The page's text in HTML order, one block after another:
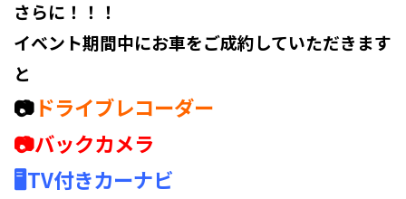
さらに！！！
イベント期間中にお車をご成約していただきます
と
📷ドライブレコーダー
📷バックカメラ
🖥TV付きカーナビ